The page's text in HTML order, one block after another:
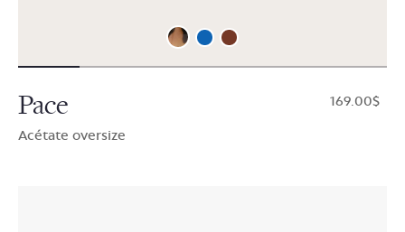
Pace
Acétate oversize
$169.00